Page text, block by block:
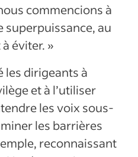
commencions à
superpuissance, au
éviter. »
les dirigeants à
et à l’utiliser
les voix sous-
les barrières
reconnaissant